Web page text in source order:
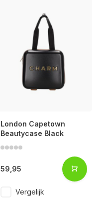
London Capetown
Beautycase Black
59,95
Vergelijk